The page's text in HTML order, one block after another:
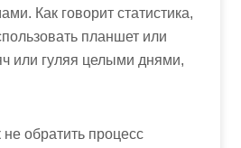
Как говорит статистика,
планшет или
или гуляя целыми днями,
обратить процесс